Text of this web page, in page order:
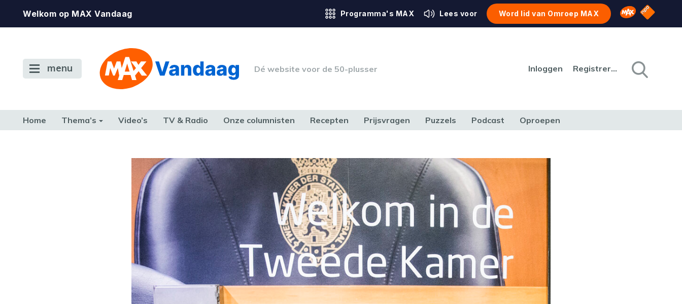
Welkom op MAX Vandaag Programma's MAX Lees voor Word lid van Omroep MAX Omroep MAX
NPO
menu Dé website voor de 50-plusser Inloggen Registreren
Home Thema’s Video’s TV & Radio Onze columnisten Recepten Prijsvragen Puzzels Podcast Oproepen